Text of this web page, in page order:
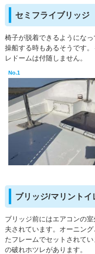
セミフライブリッジ
椅子が脱着できるようにな
操船する時もあるそうです
レドームは付随しません。
No.1
ブリッジ/マリントイ
ブリッジ前にはエアコンの
夫されています。オーニン
たフレームでセットされて
の破れホツレがあります。